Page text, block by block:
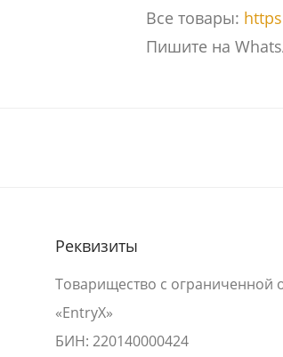
Все товары:
Пишите на
Реквизиты
Товарищество с ограниченной
«EntryX»
БИН: 220140000424